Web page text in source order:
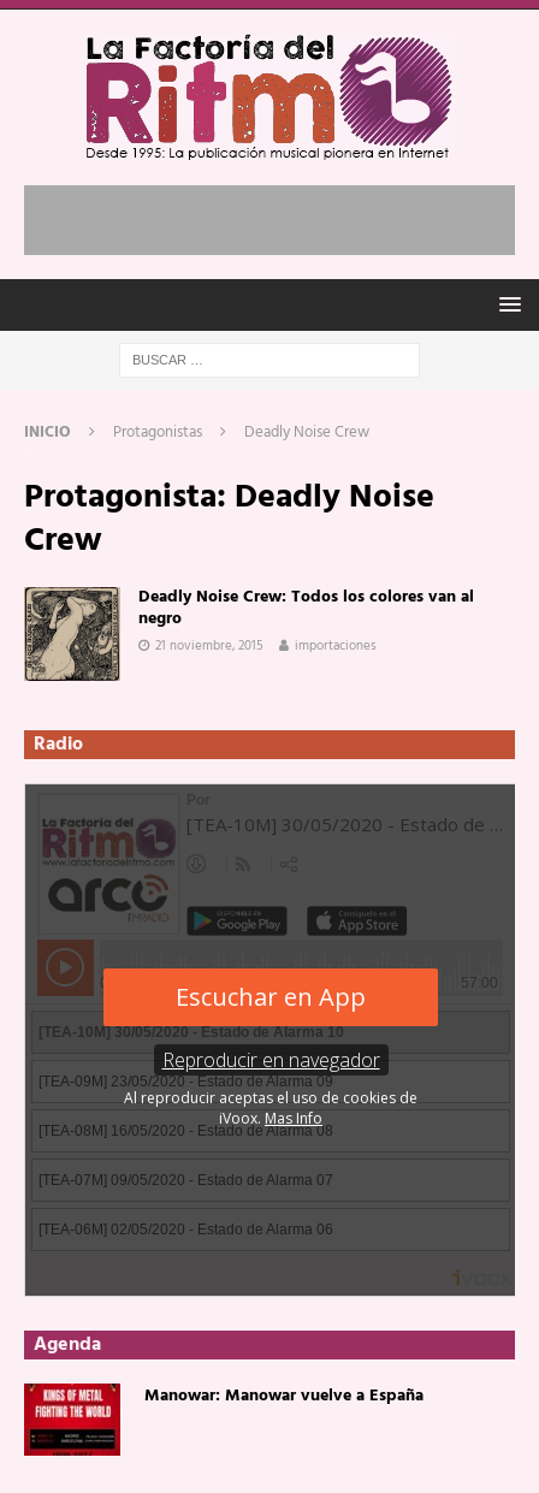
INICIO Protagonistas Deadly Noise Crew
Protagonista: Deadly Noise
Crew
Deadly Noise Crew: Todos los colores van al
negro
21 noviembre, 2015 importaciones
Radio
Agenda
Manowar: Manowar vuelve a España